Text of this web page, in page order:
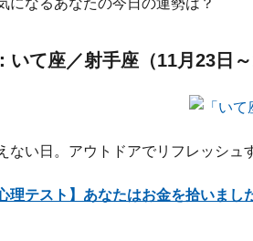
になるあなたの今日の運勢は？
いて座／射手座（11月23日～
ない日。アウトドアでリフレッシュ
理テスト】あなたはお金を拾いまし